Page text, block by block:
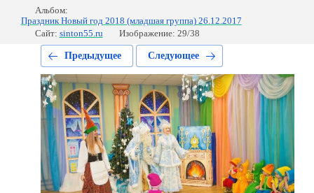
Альбом:
Праздник Новый год 2018 (младшая группа) 26.12.2017
Сайт: sinton55.ru Изображение: 29/38
Предыдущее Следующее